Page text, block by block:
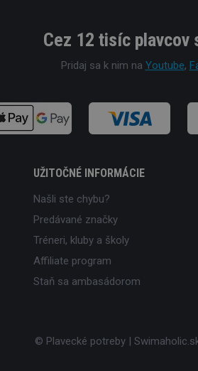
Cez 12 tisíc plavcov
Pridaj sa k nim na Youtube,
UŽITOČNÉ INFORMÁCIE
Našli ste chybu?
Predávané značky
Tréneri, kluby a školy
Affiliate program
Staň sa ambasádorom
© Plavecké potreby |